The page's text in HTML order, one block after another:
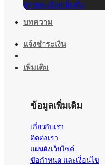
ดูรายละเอียดเพิ่มเติม
บทความ
แจ้งชำระเงิน
เพิ่มเติม
ข้อมูลเพิ่มเติม
เกี่ยวกับเรา
ติดต่อเรา
แผนผังเว็บไซต์
ข้อกำหนด และเงื่อนไข